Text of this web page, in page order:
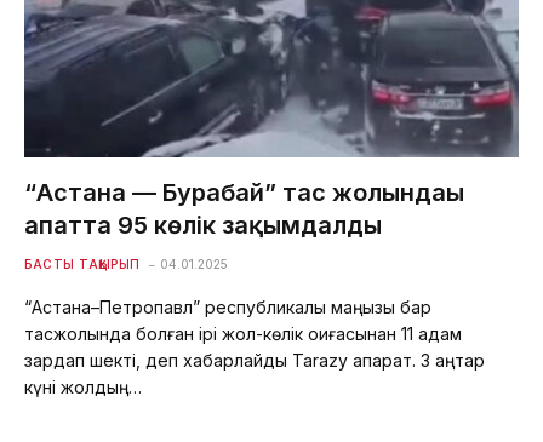
“Астана — Бурабай” тас жолындағы
апатта 95 көлік зақымдалды
БАСТЫ ТАҚЫРЫП 04.01.2025
“Астана–Петропавл” республикалық маңызы бар
тасжолында болған ірі жол-көлік оқиғасынан 11 адам
зардап шекті, деп хабарлайды Tarazy ақпарат. 3 қаңтар
күні жолдың…